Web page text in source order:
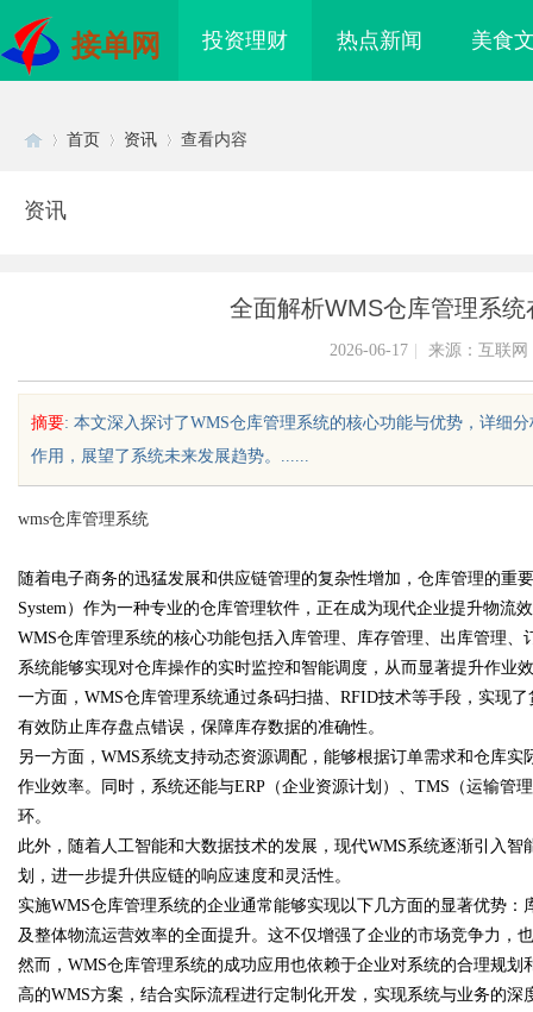
接单网 投资理财 热点新闻 美食
uz
!
首页 资讯 查看内容
资讯
全面解析WMS仓库管理系
2026-06-17 来源：互联网
摘要: 本文深入探讨了WMS仓库管理系统的核心功能与优势，详细
作用，展望了系统未来发展趋势。......
wms仓库管理系统
随着电子商务的迅猛发展和供应链管理的复杂性增加，仓库管理的重
System）作为一种专业的仓库管理软件，正在成为现代企业提升物流
WMS仓库管理系统的核心功能包括入库管理、库存管理、出库管理
系统能够实现对仓库操作的实时监控和智能调度，从而显著提升作业
一方面，WMS仓库管理系统通过条码扫描、RFID技术等手段，实现
有效防止库存盘点错误，保障库存数据的准确性。
另一方面，WMS系统支持动态资源调配，能够根据订单需求和仓库
作业效率。同时，系统还能与ERP（企业资源计划）、TMS（运输管
环。
此外，随着人工智能和大数据技术的发展，现代WMS系统逐渐引入
划，进一步提升供应链的响应速度和灵活性。
实施WMS仓库管理系统的企业通常能够实现以下几方面的显著优势
及整体物流运营效率的全面提升。这不仅增强了企业的市场竞争力，
然而，WMS仓库管理系统的成功应用也依赖于企业对系统的合理规
高的WMS方案，结合实际流程进行定制化开发，实现系统与业务的深
新科技引领高效健